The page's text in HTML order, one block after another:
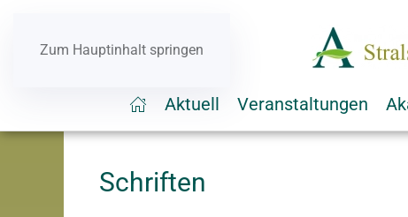
Zum Hauptinhalt springen
Aktuell Veranstaltungen
Schriften